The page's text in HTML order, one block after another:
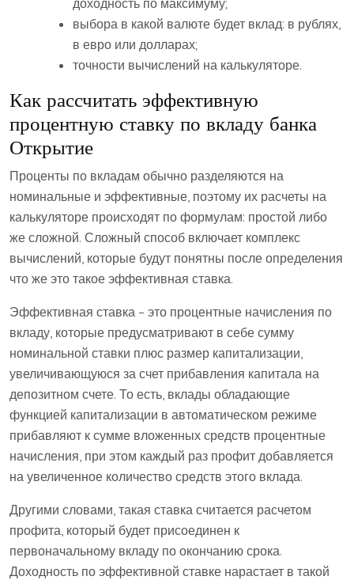
доходность по максимуму;
выбора в какой валюте будет вклад: в рублях,
в евро или долларах;
точности вычислений на калькуляторе.
Как рассчитать эффективную
процентную ставку по вкладу банка
Открытие
Проценты по вкладам обычно разделяются на
номинальные и эффективные, поэтому их расчеты на
калькуляторе происходят по формулам: простой либо
же сложной. Сложный способ включает комплекс
вычислений, которые будут понятны после определения
что же это такое эффективная ставка.
Эффективная ставка – это процентные начисления по
вкладу, которые предусматривают в себе сумму
номинальной ставки плюс размер капитализации,
увеличивающуюся за счет прибавления капитала на
депозитном счете. То есть, вклады обладающие
функцией капитализации в автоматическом режиме
прибавляют к сумме вложенных средств процентные
начисления, при этом каждый раз профит добавляется
на увеличенное количество средств этого вклада.
Другими словами, такая ставка считается расчетом
профита, который будет присоединен к
первоначальному вкладу по окончанию срока.
Доходность по эффективной ставке нарастает в такой